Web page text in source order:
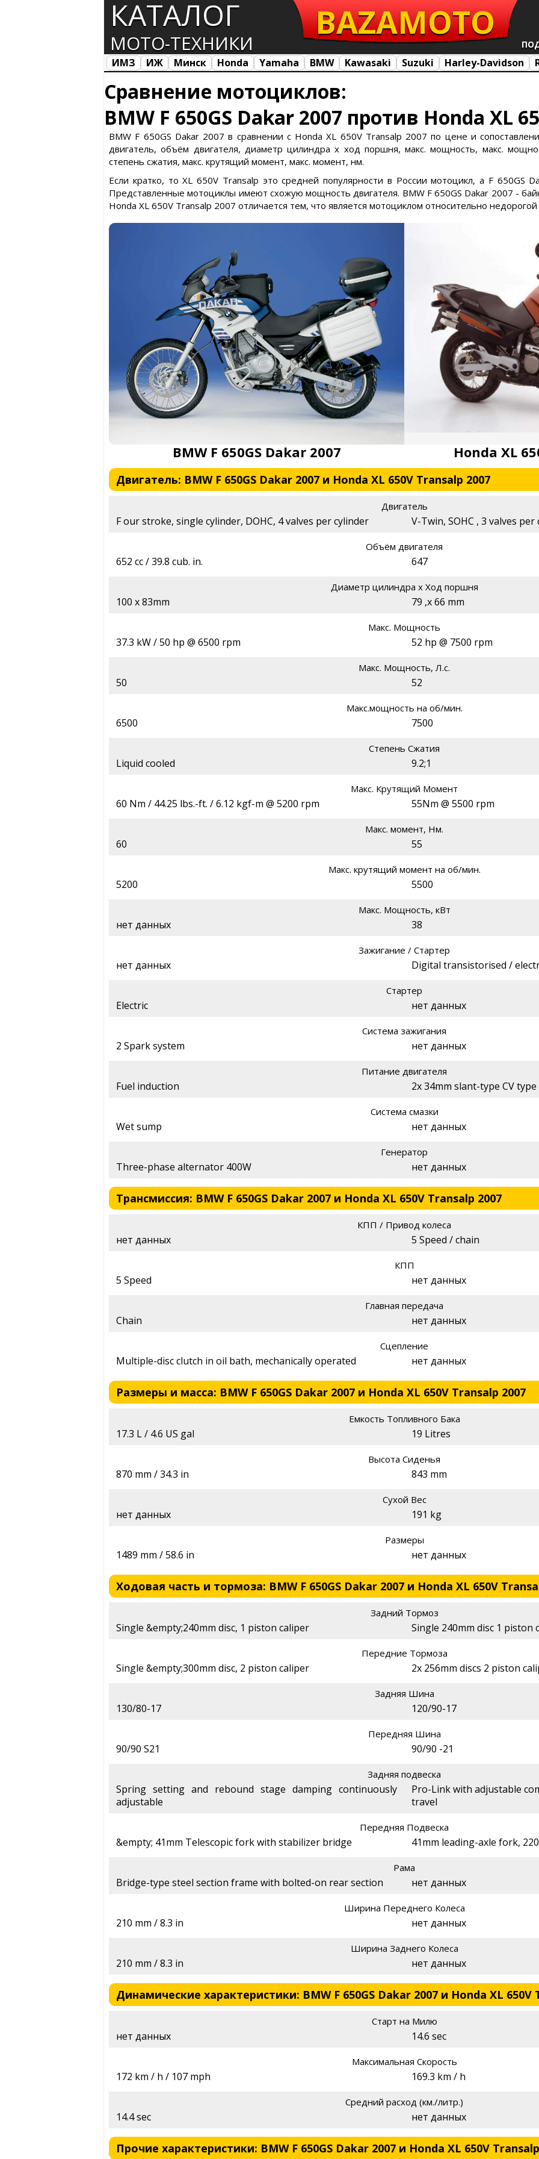
КАТАЛОГ
МОТО-ТЕХНИКИ
BAZAMOTO
ИМЗ ИЖ Минск Honda Yamaha BMW Kawasaki Suzuki Harley-Davidson
Сравнение мотоциклов:
BMW F 650GS Dakar 2007 против Honda XL
BMW F 650GS Dakar 2007 в сравнении с Honda XL 650V Transalp 2007 по цене и
двигатель, объём двигателя, диаметр цилиндра х ход поршня, макс. мощность, макс.
степень сжатия, макс. крутящий момент, макс. момент, нм.
Если кратко, то XL 650V Transalp это средней популярности в России мотоцикл, а F 650GS
Представленные мотоциклы имеют схожую мощность двигателя. BMW F 650GS Dakar 2007 -
Honda XL 650V Transalp 2007 отличается тем, что является мотоциклом относительно
BMW F 650GS Dakar 2007 Honda XL
Двигатель: BMW F 650GS Dakar 2007 и Honda XL 650V Transalp 2007
Двигатель
F our stroke, single cylinder, DOHC, 4 valves per cylinder V-Twin, SOHC , 3 valves per
Объём двигателя
652 cc / 39.8 cub. in. 647
Диаметр цилиндра х Ход поршня
100 x 83mm 79 ,x 66 mm
Макс. Мощность
37.3 kW / 50 hp @ 6500 rpm 52 hp @ 7500 rpm
Макс. Мощность, Л.с.
50 52
Макс.мощность на об/мин.
6500 7500
Степень Сжатия
Liquid cooled 9.2;1
Макс. Крутящий Момент
60 Nm / 44.25 lbs.-ft. / 6.12 kgf-m @ 5200 rpm 55Nm @ 5500 rpm
Макс. момент, Нм.
60 55
Макс. крутящий момент на об/мин.
5200 5500
Макс. Мощность, кВт
нет данных 38
Зажигание / Стартер
нет данных Digital transistorised /
Стартер
Electric нет данных
Система зажигания
2 Spark system нет данных
Питание двигателя
Fuel induction 2x 34mm slant-type CV type
Система смазки
Wet sump нет данных
Генератор
Three-phase alternator 400W нет данных
Трансмиссия: BMW F 650GS Dakar 2007 и Honda XL 650V Transalp 2007
КПП / Привод колеса
нет данных 5 Speed / chain
КПП
5 Speed нет данных
Главная передача
Chain нет данных
Сцепление
Multiple-disc clutch in oil bath, mechanically operated нет данных
Размеры и масса: BMW F 650GS Dakar 2007 и Honda XL 650V Transalp 2007
Емкость Топливного Бака
17.3 L / 4.6 US gal 19 Litres
Высота Сиденья
870 mm / 34.3 in 843 mm
Сухой Вес
нет данных 191 kg
Размеры
1489 mm / 58.6 in нет данных
Ходовая часть и тормоза: BMW F 650GS Dakar 2007 и Honda XL 650V
Задний Тормоз
Single &empty;240mm disc, 1 piston caliper Single 240mm disc 1 piston
Передние Тормоза
Single &empty;300mm disc, 2 piston caliper 2x 256mm discs 2 piston
Задняя Шина
130/80-17 120/90-17
Передняя Шина
90/90 S21 90/90 -21
Задняя подвеска
Spring setting and rebound stage damping continuously
adjustable
Pro-Link with adjustable
travel
Передняя Подвеска
&empty; 41mm Telescopic fork with stabilizer bridge 41mm leading-axle fork,
Рама
Bridge-type steel section frame with bolted-on rear section нет данных
Ширина Переднего Колеса
210 mm / 8.3 in нет данных
Ширина Заднего Колеса
210 mm / 8.3 in нет данных
Динамические характеристики: BMW F 650GS Dakar 2007 и Honda XL 650V
Старт на Милю
нет данных 14.6 sec
Максимальная Скорость
172 km / h / 107 mph 169.3 km / h
Средний расход (км./литр.)
14.4 sec нет данных
Прочие характеристики: BMW F 650GS Dakar 2007 и Honda XL 650V